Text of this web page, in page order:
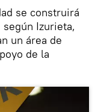
se construirá
Izurieta,
un área de
de la